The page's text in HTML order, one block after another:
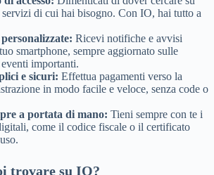
di cui hai bisogno. Con IO, hai tutto a
Ricevi notifiche e avvisi
smartphone, sempre aggiornato sulle
importanti.
e sicuri: Effettua pagamenti verso la
in modo facile e veloce, senza code o
a portata di mano: Tieni sempre con te i
come il codice fiscale o il certificato
trovare su IO?